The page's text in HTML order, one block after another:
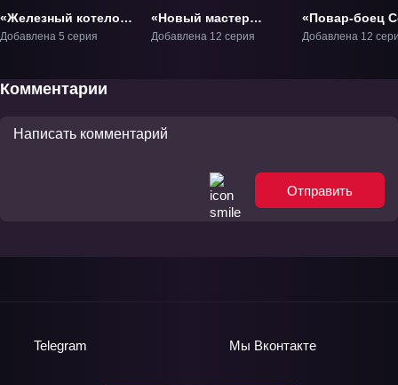
«Железный котелок
Жана!» ТВ-1
Добавлена 5 серия
«Новый мастер
кулинарии» ТВ-1
Добавлена 12 серия
«Повар-боец
Четвёртое
Добавлена 12
Комментарии
Отправить
Telegram Мы Вконтакте